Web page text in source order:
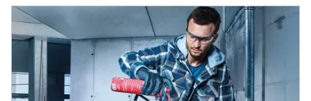
Vyhledávání prodejců
Přihlášení
Výběr země